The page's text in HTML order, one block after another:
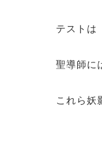
テスト
聖導師に
これら妖